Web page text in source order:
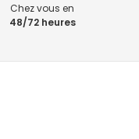
Chez vous en
48/72 heures